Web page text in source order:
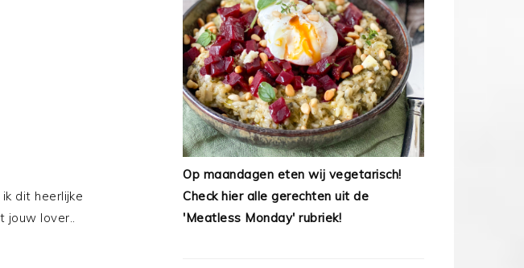
dit heerlijke
jouw lover..
Op maandagen eten wij vegetarisch!
Check hier alle gerechten uit de
'Meatless Monday' rubriek!